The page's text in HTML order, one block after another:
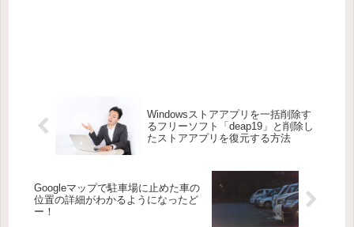
Windowsストアアプリを一括削除す
るフリーソフト「deap19」と削除し
たストアアプリを復元する方法
Googleマップで駐車場に止めた車の
位置の詳細がわかるようになったど
ー！